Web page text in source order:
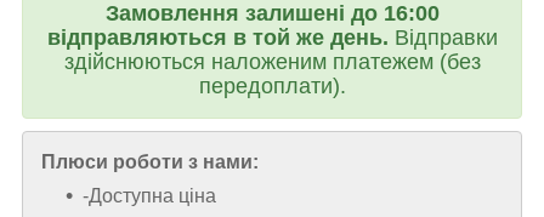
Замовлення залишені до 16:00
відправляються в той же день. Відправки
здійснюються наложеним платежем (без
передоплати).
Плюси роботи з нами:
-Доступна ціна